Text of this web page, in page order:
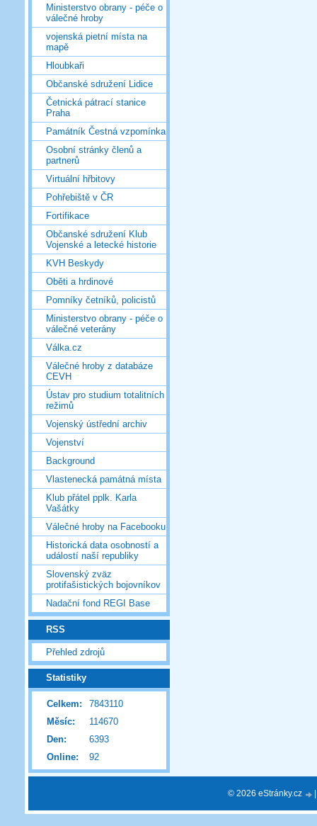
Ministerstvo obrany - péče o
válečné hroby
vojenská pietní místa na
mapě
Hloubkaři
Občanské sdružení Lidice
Četnická pátrací stanice
Praha
Památník Čestná vzpomínka
Osobní stránky členů a
partnerů
Virtuální hřbitovy
Pohřebiště v ČR
Fortifikace
Občanské sdružení Klub
Vojenské a letecké historie
KVH Beskydy
Oběti a hrdinové
Pomníky četníků, policistů
Ministerstvo obrany - péče o
válečné veterány
Válka.cz
Válečné hroby z databáze
CEVH
Ústav pro studium totalitních
režimů
Vojenský ústřední archiv
Vojenství
Background
Vlastenecká památná místa
Klub přátel pplk. Karla
Vašátky
Válečné hroby na Facebooku
Historická data osobností a
událostí naší republiky
Slovenský zväz
protifašistických bojovníkov
Nadační fond REGI Base
RSS
Přehled zdrojů
Statistiky
Online: 92
Celkem:
7843110
Měsíc:
114670
Den:
6393
© 2026 eStránky.cz